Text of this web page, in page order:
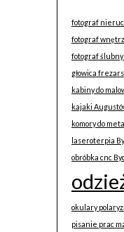
fotograf
fotograf
fotograf
głowica
kabiny do
kajaki
komory do
laseroterpia
obróbka cnc
okulary
pisanie prac